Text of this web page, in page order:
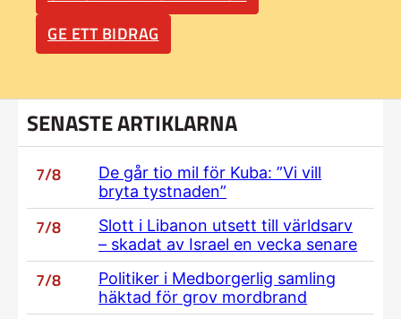
GE ETT BIDRAG
SENASTE ARTIKLARNA
7/8
De går tio mil för Kuba: ”Vi vill
bryta tystnaden”
7/8
Slott i Libanon utsett till världsarv
– skadat av Israel en vecka senare
7/8
Politiker i Medborgerlig samling
häktad för grov mordbrand